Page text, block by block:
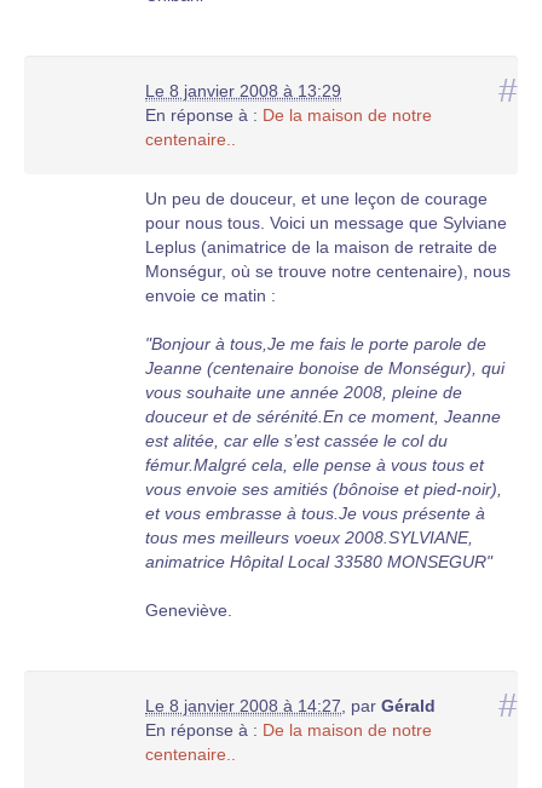
#
Le 8 janvier 2008 à 13:29
En réponse à : De la maison de notre
centenaire..
Un peu de douceur, et une leçon de courage
pour nous tous. Voici un message que Sylviane
Leplus (animatrice de la maison de retraite de
Monségur, où se trouve notre centenaire), nous
envoie ce matin :
"Bonjour à tous,Je me fais le porte parole de
Jeanne (centenaire bonoise de Monségur), qui
vous souhaite une année 2008, pleine de
douceur et de sérénité.En ce moment, Jeanne
est alitée, car elle s’est cassée le col du
fémur.Malgré cela, elle pense à vous tous et
vous envoie ses amitiés (bônoise et pied-noir),
et vous embrasse à tous.Je vous présente à
tous mes meilleurs voeux 2008.SYLVIANE,
animatrice Hôpital Local 33580 MONSEGUR"
Geneviève.
#
Le 8 janvier 2008 à 14:27 par Gérald
En réponse à : De la maison de notre
centenaire..